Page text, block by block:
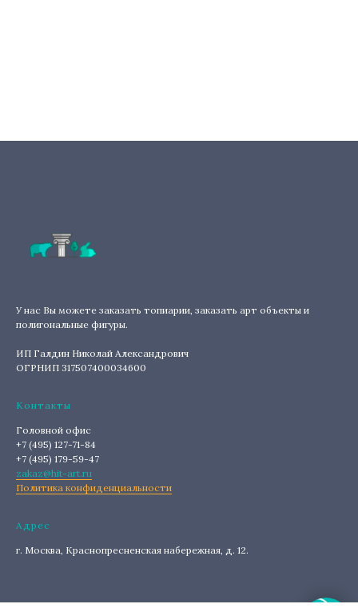
У нас Вы можете заказать топиарии, заказать арт объекты и
полигональные фигуры.
ИП Галдин Николай Александрович
ОГРНИП 317507400034600
Контакты
Головной офис
+7 (495) 127-71-84
+7 (495) 179-59-47
zakaz@hit-art.ru
Политика конфиденциальности
Адрес
г. Москва, Краснопресненская набережная, д. 12.